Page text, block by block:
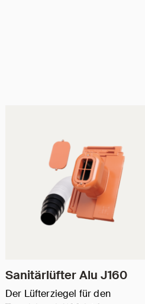
Sanitärlüfter Alu J160
Der Lüfterziegel für den